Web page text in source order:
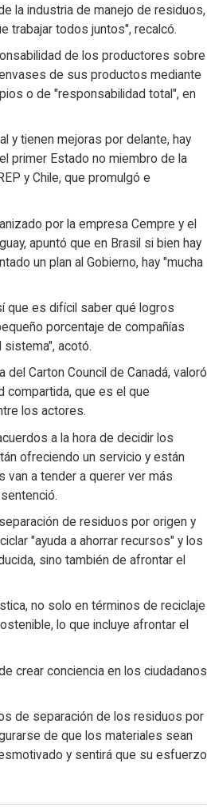
la industria de manejo de residuos,
trabajar todos juntos", recalcó.
de los productores sobre
de sus productos mediante
o de "responsabilidad total", en
y tienen mejoras por delante, hay
primer Estado no miembro de la
y Chile, que promulgó e
por la empresa Cempre y el
, apuntó que en Brasil si bien hay
un plan al Gobierno, hay "mucha
que es difícil saber qué logros
porcentaje de compañías
sistema", acotó.
Carton Council de Canadá, valoró
compartida, que es el que
los actores.
a la hora de decidir los
ofreciendo un servicio y están
van a tender a querer ver más
de residuos por origen y
"ayuda a ahorrar recursos" y los
sino también de afrontar el
no solo en términos de reciclaje
lo que incluye afrontar el
crear conciencia en los ciudadanos
de separación de los residuos por
de que los materiales sean
y sentirá que su esfuerzo